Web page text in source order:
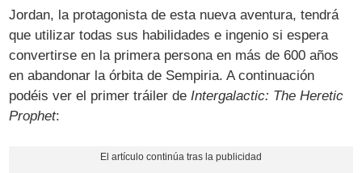
Jordan, la protagonista de esta nueva aventura, tendrá
que utilizar todas sus habilidades e ingenio si espera
convertirse en la primera persona en más de 600 años
en abandonar la órbita de Sempiria. A continuación
podéis ver el primer tráiler deIntergalactic: The Heretic
Prophet: